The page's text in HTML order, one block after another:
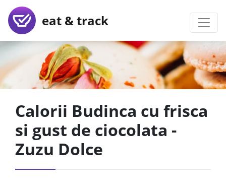
eat & track
Calorii Budinca cu frisca
si gust de ciocolata -
Zuzu Dolce